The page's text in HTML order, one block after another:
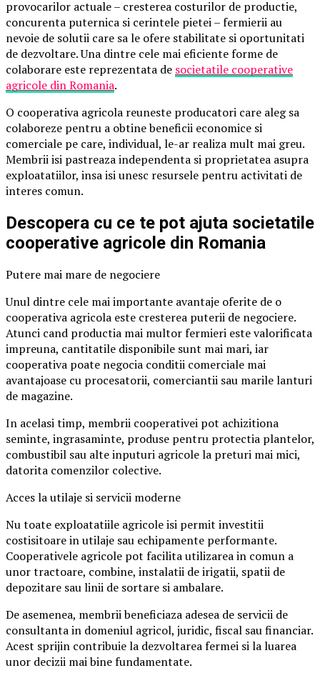
provocarilor actuale – cresterea costurilor de productie,
concurenta puternica si cerintele pietei – fermierii au
nevoie de solutii care sa le ofere stabilitate si oportunitati
de dezvoltare. Una dintre cele mai eficiente forme de
colaborare este reprezentata de societatile cooperative
agricole din Romania.
O cooperativa agricola reuneste producatori care aleg sa
colaboreze pentru a obtine beneficii economice si
comerciale pe care, individual, le-ar realiza mult mai greu.
Membrii isi pastreaza independenta si proprietatea asupra
exploatatiilor, insa isi unesc resursele pentru activitati de
interes comun.
Descopera cu ce te pot ajuta societatile
cooperative agricole din Romania
Putere mai mare de negociere
Unul dintre cele mai importante avantaje oferite de o
cooperativa agricola este cresterea puterii de negociere.
Atunci cand productia mai multor fermieri este valorificata
impreuna, cantitatile disponibile sunt mai mari, iar
cooperativa poate negocia conditii comerciale mai
avantajoase cu procesatorii, comerciantii sau marile lanturi
de magazine.
In acelasi timp, membrii cooperativei pot achizitiona
seminte, ingrasaminte, produse pentru protectia plantelor,
combustibil sau alte inputuri agricole la preturi mai mici,
datorita comenzilor colective.
Acces la utilaje si servicii moderne
Nu toate exploatatiile agricole isi permit investitii
costisitoare in utilaje sau echipamente performante.
Cooperativele agricole pot facilita utilizarea in comun a
unor tractoare, combine, instalatii de irigatii, spatii de
depozitare sau linii de sortare si ambalare.
De asemenea, membrii beneficiaza adesea de servicii de
consultanta in domeniul agricol, juridic, fiscal sau financiar.
Acest sprijin contribuie la dezvoltarea fermei si la luarea
unor decizii mai bine fundamentate.